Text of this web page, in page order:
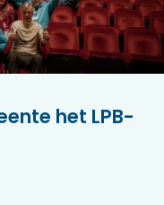
het LPB-